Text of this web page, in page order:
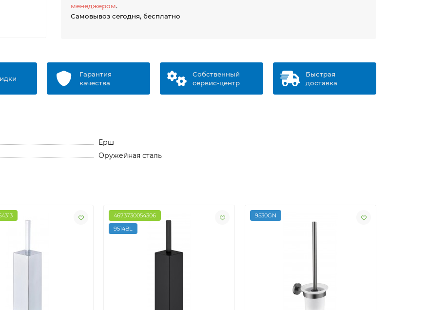
менеджером.
Самовывоз сегодня, бесплатно
Гарантия
качества
Собственный
сервис-центр
Быстрая
доставка
Ерш
Оружейная сталь
4673730054306
9514BL
9530GN